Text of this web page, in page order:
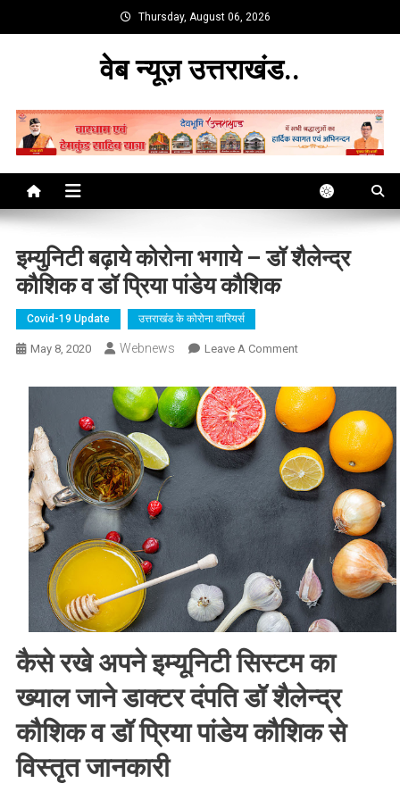
to
Thursday, August 06, 2026
वेब न्यूज़ उत्तराखंड..
इम्युनिटी बढ़ाये कोरोना भगाये – डॉ शैलेन्द्र
कौशिक व डॉ प्रिया पांडेय कौशिक
Covid-19 Update उत्तराखंड के कोरोना वारियर्स
May 8, 2020 Webnews Leave A CommentOn
बढ़ाये
कोरोना
भगाये
–
डॉ
शैलेन्द्र
कौशिक
प्रिया
पांडेय
कौशिक
कैसे रखे अपने इम्यूनिटी सिस्टम का
ख्याल जाने डाक्टर दंपति डॉ शैलेन्द्र
कौशिक व डॉ प्रिया पांडेय कौशिक से
विस्तृत जानकारी